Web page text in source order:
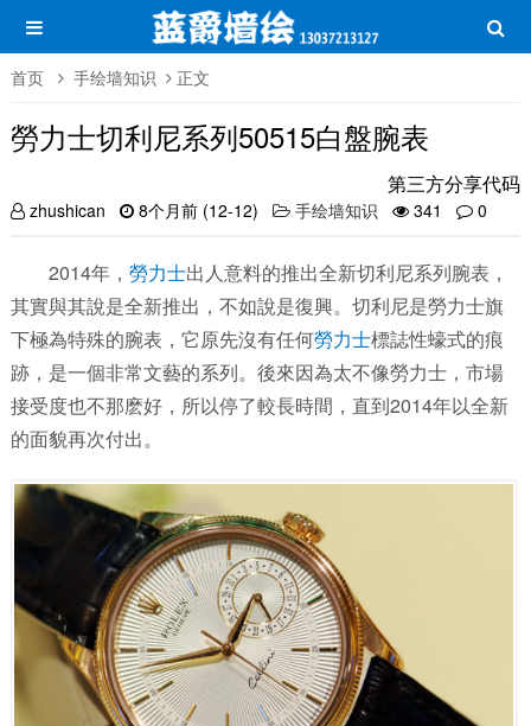
首页 手绘墙知识 正文
勞力士切利尼系列50515白盤腕表
第三方分享代码
zhushican 8个月前 (12-12) 手绘墙知识 341 0
2014年， 勞力士出人意料的推出全新切利尼系列腕表，
其實與其說是全新推出，不如說是復興。切利尼是勞力士旗
下極為特殊的腕表，它原先沒有任何勞力士標誌性蠔式的痕
跡，是一個非常文藝的系列。後來因為太不像勞力士，市場
接受度也不那麽好，所以停了較長時間，直到2014年以全新
的面貌再次付出。